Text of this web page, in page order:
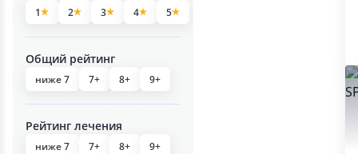
1 2 3 4 5
Общий рейтинг
ниже 7 7+ 8+ 9+
Рейтинг лечения
ниже 7 7+ 8+ 9+